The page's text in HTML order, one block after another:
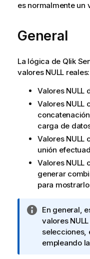
es normalmente un
General
La lógica de Qlik
valores NULL reales:
Valores NULL
Valores NULL
carga de
Valores NULL
unión
Valores NULL
generar
para
N
o
t
a
En general,
valores NULL
selecciones,
empleando